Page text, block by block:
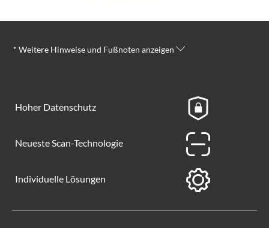
* Weitere Hinweise und Fußnoten anzeigen
Hoher Datenschutz
Neueste Scan-Technologie
Individuelle Lösungen